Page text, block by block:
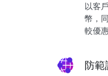
以客
幣，
較優
防